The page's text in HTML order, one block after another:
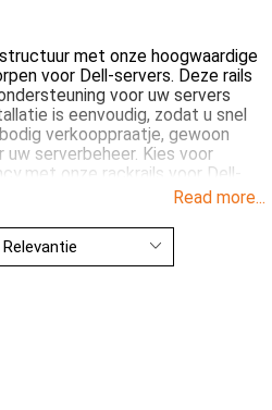
met onze hoogwaardige
voor Dell-servers. Deze rails
voor uw servers
is eenvoudig, zodat u snel
verkooppraatje, gewoon
serverbeheer. Kies voor
met onze rackrails voor Dell-
Read more...